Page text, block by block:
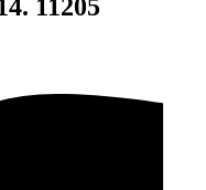
11205